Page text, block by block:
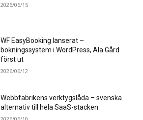
2026/06/15
WF EasyBooking lanserat –
bokningssystem i WordPress, Ala Gård
först ut
2026/06/12
Webbfabrikens verktygslåda – svenska
alternativ till hela SaaS-stacken